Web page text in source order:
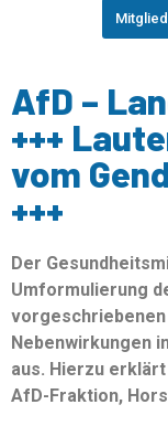
AfD –
+++
vom
+++
Der
Umformulierung
vorgeschriebenen
Nebenwirkungen
aus. Hierzu
AfD-Fraktion,